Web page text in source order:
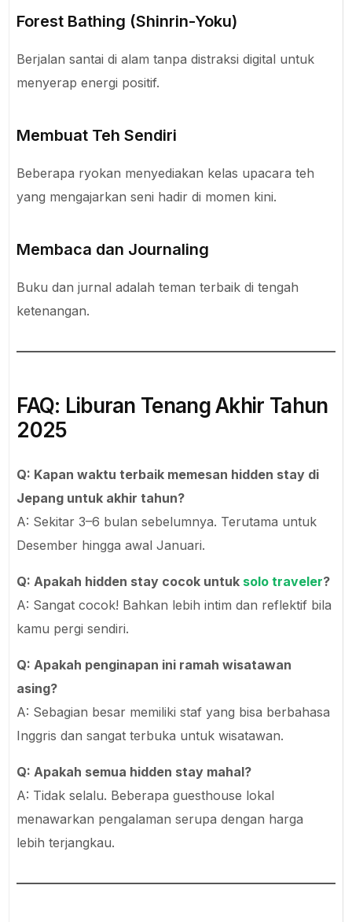
Forest Bathing (Shinrin-Yoku)
Berjalan santai di alam tanpa distraksi digital untuk
menyerap energi positif.
Membuat Teh Sendiri
Beberapa ryokan menyediakan kelas upacara teh
yang mengajarkan seni hadir di momen kini.
Membaca dan Journaling
Buku dan jurnal adalah teman terbaik di tengah
ketenangan.
FAQ: Liburan Tenang Akhir Tahun
2025
Q: Kapan waktu terbaik memesan hidden stay di
Jepang untuk akhir tahun?
A: Sekitar 3–6 bulan sebelumnya. Terutama untuk
Desember hingga awal Januari.
Q: Apakah hidden stay cocok untuk solo traveler?
A: Sangat cocok! Bahkan lebih intim dan reflektif bila
kamu pergi sendiri.
Q: Apakah penginapan ini ramah wisatawan
asing?
A: Sebagian besar memiliki staf yang bisa berbahasa
Inggris dan sangat terbuka untuk wisatawan.
Q: Apakah semua hidden stay mahal?
A: Tidak selalu. Beberapa guesthouse lokal
menawarkan pengalaman serupa dengan harga
lebih terjangkau.